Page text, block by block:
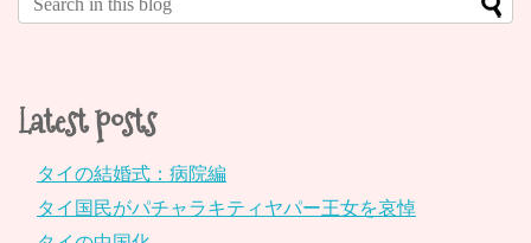
Latest posts
タイの結婚式：病院編
タイ国民がパチャラキティヤパー王女を哀悼